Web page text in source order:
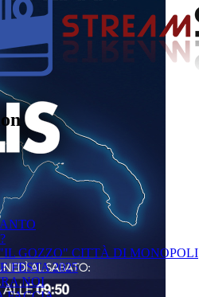
GOZZO" CITTÀ DI MONOPOLI
FESTA 2025
NOI